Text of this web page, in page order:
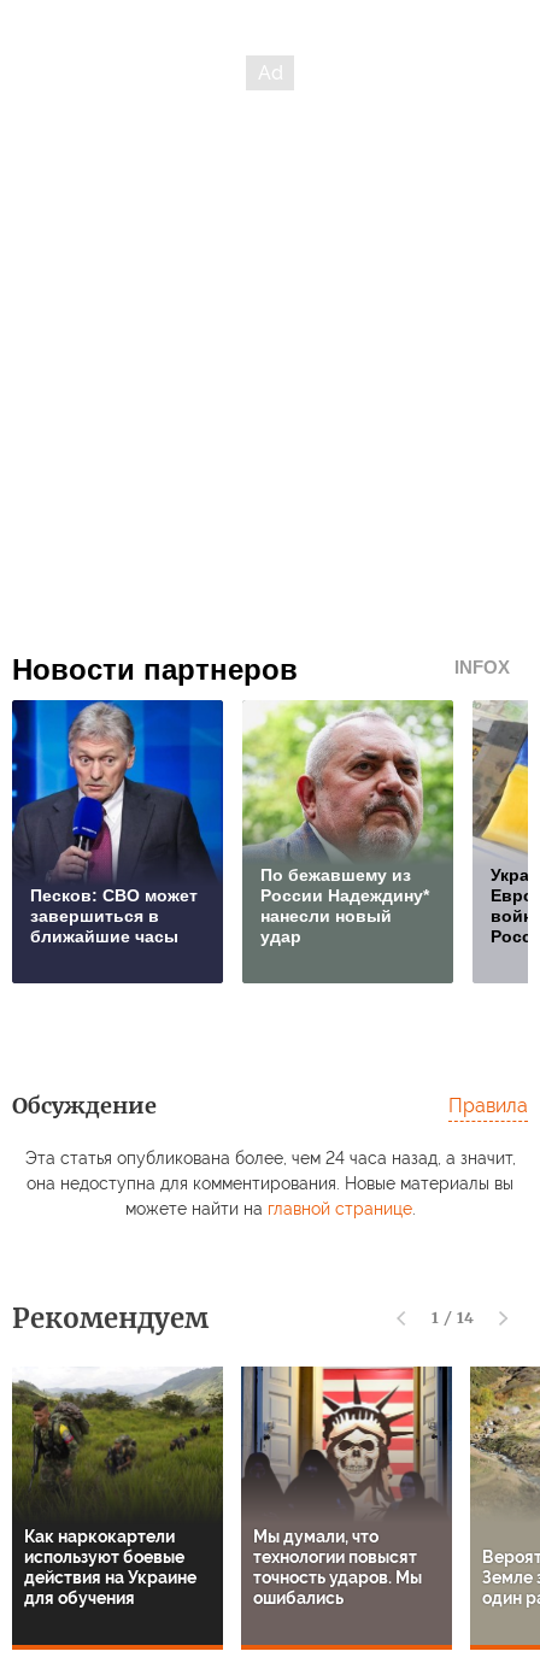
Новости партнеров INFOX
Песков: СВО может
завершиться в
ближайшие часы
По бежавшему из
России Надеждину*
нанесли новый
удар
Обсуждение Правила
Эта статья опубликована более, чем 24 часа назад, а значит,
она недоступна для комментирования. Новые материалы вы
можете найти на главной странице.
Рекомендуем 1 / 14
Как наркокартели
используют боевые
действия на Украине
для обучения
Мы думали, что
технологии повысят
точность ударов. Мы
ошибались
Земле
один